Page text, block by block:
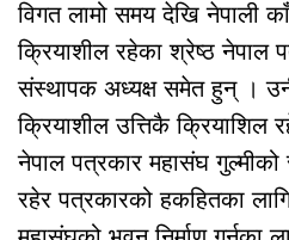
विगत लामो समय देखि नेपाली
क्रियाशील रहेका श्रेष्ठ नेपाल
संस्थापक अध्यक्ष समेत हुन् । उनी
क्रियाशील उत्तिकै
नेपाल पत्रकार महासंघ
रहेर पत्रकारको हकहितका